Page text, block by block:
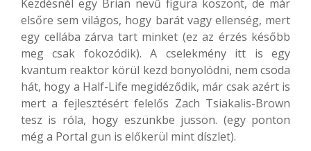
Kezdésnél egy Brian nevű figura köszönt, de már
elsőre sem világos, hogy barát vagy ellenség, mert
egy cellába zárva tart minket (ez az érzés később
meg csak fokozódik). A cselekmény itt is egy
kvantum reaktor körül kezd bonyolódni, nem csoda
hát, hogy a Half-Life megidéződik, már csak azért is
mert a fejlesztésért felelős Zach Tsiakalis-Brown
tesz is róla, hogy eszünkbe jusson. (egy ponton
még a Portal gun is előkerül mint díszlet).